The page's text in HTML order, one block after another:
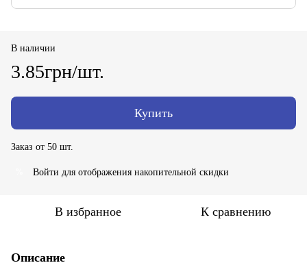
В наличии
3.85грн/шт.
Купить
Заказ от 50 шт.
Войти для отображения накопительной скидки
В избранное К сравнению
Описание